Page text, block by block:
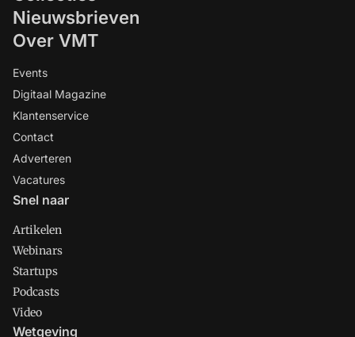
Nieuwsbrieven
Over VMT
Events
Digitaal Magazine
Klantenservice
Contact
Adverteren
Vacatures
Snel naar
Artikelen
Webinars
Startups
Podcasts
Video
Wetgeving